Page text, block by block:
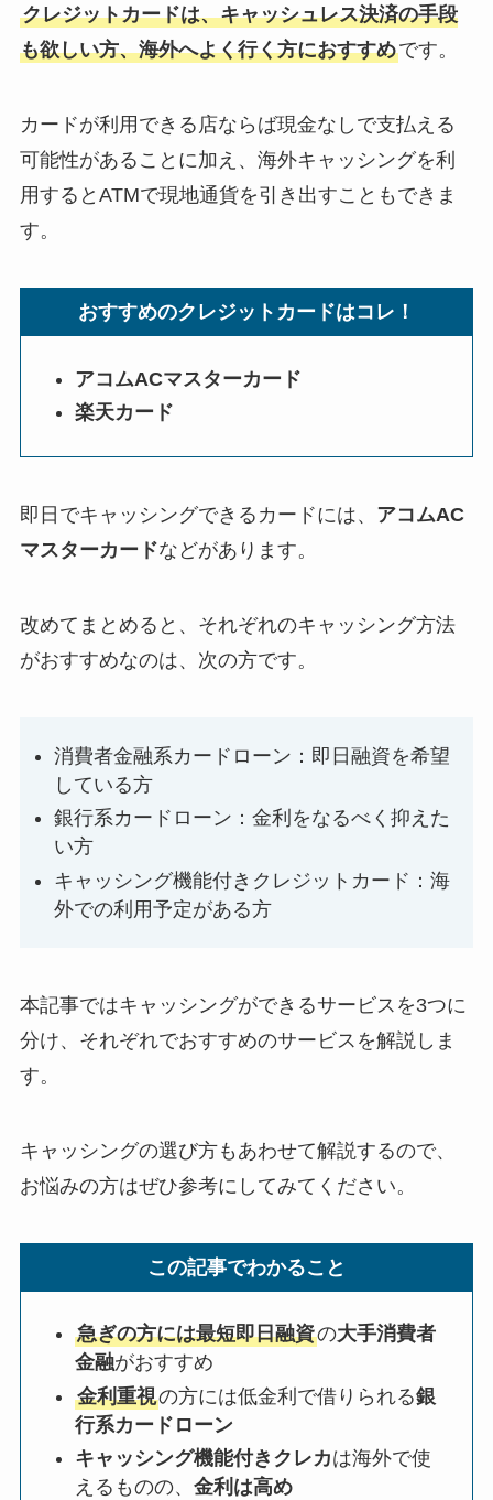
クレジットカードは、キャッシュレス決済の手段
も欲しい方、海外へよく行く方におすすめです。
カードが利用できる店ならば現金なしで支払える
可能性があることに加え、海外キャッシングを利
用するとATMで現地通貨を引き出すこともできま
す。
おすすめのクレジットカードはコレ！
アコムACマスターカード
楽天カード
即日でキャッシングできるカードには、 アコムAC
マスターカードなどがあります。
改めてまとめると、それぞれのキャッシング方法
がおすすめなのは、次の方です。
消費者金融系カードローン：即日融資を希望
している方
銀行系カードローン：金利をなるべく抑えた
い方
キャッシング機能付きクレジットカード：海
外での利用予定がある方
本記事ではキャッシングができるサービスを3つに
分け、それぞれでおすすめのサービスを解説しま
す。
キャッシングの選び方もあわせて解説するので、
お悩みの方はぜひ参考にしてみてください。
この記事でわかること
急ぎの方には最短即日融資の大手消費者
金融がおすすめ
金利重視の方には低金利で借りられる銀
行系カードローン
キャッシング機能付きクレカは海外で使
えるものの、金利は高め